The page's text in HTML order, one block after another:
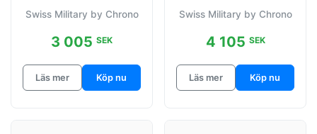
Ø40 mm
Swiss Military by Chrono
3 005 SEK
Läs mer Köp nu
Silverfärgad/Stål Ø41
mm
Swiss Military by Chrono
4 105 SEK
Läs mer Köp nu